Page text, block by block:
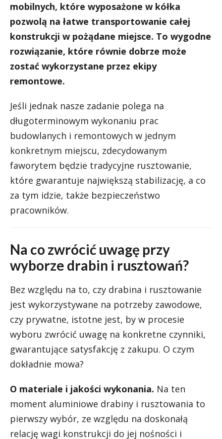
mobilnych, które wyposażone w kółka
pozwolą na łatwe transportowanie całej
konstrukcji w pożądane miejsce. To wygodne
rozwiązanie, które równie dobrze może
zostać wykorzystane przez ekipy
remontowe.
Jeśli jednak nasze zadanie polega na
długoterminowym wykonaniu prac
budowlanych i remontowych w jednym
konkretnym miejscu, zdecydowanym
faworytem będzie tradycyjne rusztowanie,
które gwarantuje największą stabilizację, a co
za tym idzie, także bezpieczeństwo
pracowników.
Na co zwrócić uwagę przy
wyborze drabin i rusztowań?
Bez względu na to, czy drabina i rusztowanie
jest wykorzystywane na potrzeby zawodowe,
czy prywatne, istotne jest, by w procesie
wyboru zwrócić uwagę na konkretne czynniki,
gwarantujące satysfakcję z zakupu. O czym
dokładnie mowa?
O materiale i jakości wykonania. Na ten
moment aluminiowe drabiny i rusztowania to
pierwszy wybór, ze względu na doskonałą
relację wagi konstrukcji do jej nośności i